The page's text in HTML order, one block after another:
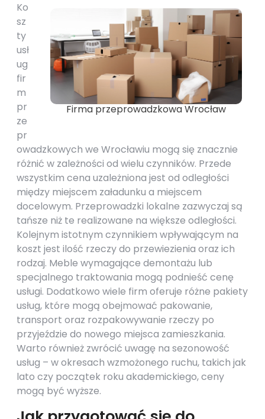
Firma przeprowadzkowa Wrocław
Ko
sz
ty
usł
ug
fir
m
pr
ze
pr
owadzkowych we Wrocławiu mogą się znacznie
różnić w zależności od wielu czynników. Przede
wszystkim cena uzależniona jest od odległości
między miejscem załadunku a miejscem
docelowym. Przeprowadzki lokalne zazwyczaj są
tańsze niż te realizowane na większe odległości.
Kolejnym istotnym czynnikiem wpływającym na
koszt jest ilość rzeczy do przewiezienia oraz ich
rodzaj. Meble wymagające demontażu lub
specjalnego traktowania mogą podnieść cenę
usługi. Dodatkowo wiele firm oferuje różne pakiety
usług, które mogą obejmować pakowanie,
transport oraz rozpakowywanie rzeczy po
przyjeździe do nowego miejsca zamieszkania.
Warto również zwrócić uwagę na sezonowość
usług – w okresach wzmożonego ruchu, takich jak
lato czy początek roku akademickiego, ceny
mogą być wyższe.